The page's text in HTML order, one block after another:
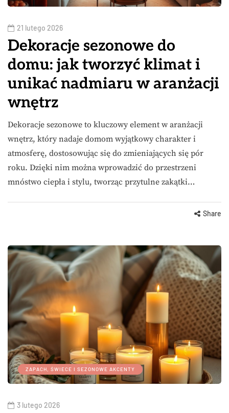
21 lutego 2026
Dekoracje sezonowe do
domu: jak tworzyć klimat i
unikać nadmiaru w aranżacji
wnętrz
Dekoracje sezonowe to kluczowy element w aranżacji
wnętrz, który nadaje domom wyjątkowy charakter i
atmosferę, dostosowując się do zmieniających się pór
roku. Dzięki nim można wprowadzić do przestrzeni
mnóstwo ciepła i stylu, tworząc przytulne zakątki…
Share
ZAPACH, ŚWIECE I SEZONOWE AKCENTY
3 lutego 2026